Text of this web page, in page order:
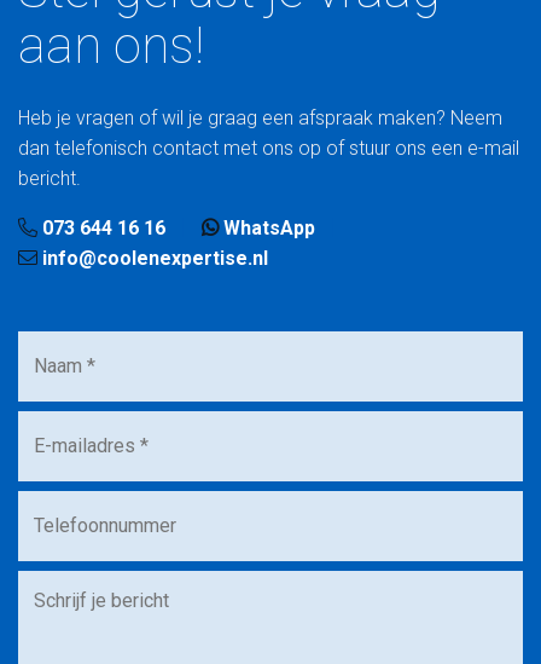
aan ons!
Heb je vragen of wil je graag een afspraak maken? Neem
dan telefonisch contact met ons op of stuur ons een e-mail
bericht.
073 644 16 16
WhatsApp
info@coolenexpertise.nl
mailadres
*